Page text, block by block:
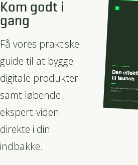
Kom godt i
gang
Få vores praktiske
guide til at bygge
digitale produkter -
samt løbende
ekspert-viden
direkte i din
indbakke.